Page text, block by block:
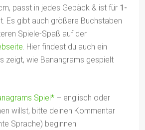
passt in jedes Gepäck & ist für 1-
Es gibt auch größere Buchstaben
Spiele-Spaß auf der
. Hier findest du auch ein
zeigt, wie Banangrams gespielt
Spiel* – englisch oder
willst, bitte deinen Kommentar
Sprache) beginnen.